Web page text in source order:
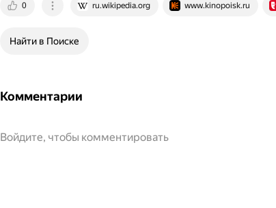
0 ru.wikipedia.org www.kinopoisk.ru
Найти в Поиске
Комментарии
Войдите, чтобы комментировать